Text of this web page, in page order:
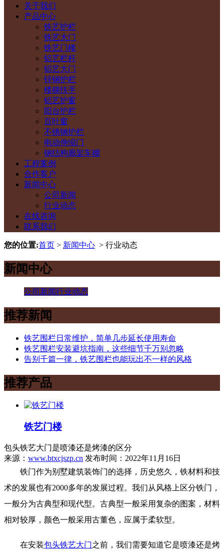
关于我们
产品中心
铁艺护栏
铁艺大门
铁艺门楼
铝艺栏杆
铝艺大门
锌钢护栏
楼梯扶手
铝艺护窗
阳台护栏
百叶窗
不锈钢护栏
电动伸缩门
钢结构廊架车棚
工程案例
合作客户
新闻中心
公司新闻
行业动态
在线咨询
联系我们
您的位置:首页 > 新闻中心 > 行业动态
新闻中心
公司新闻行业动态
推荐新闻
铁艺围栏日常维护，简单几步延长使用寿命
铁艺围栏安装避坑指南，这些细节千万别忽略
告别千篇一律，铁艺围栏也能玩出不一样的风格
推荐产品
铁艺门楼
包头铁艺大门是喷漆还是烤漆的区分
来源： www.btxcjszp.cn 发布时间：2022年11月16日
铁门作为别墅建筑装饰门的选择，历史悠久，铁材料和技
术的发展也有2000多年的发展过程。我们从风格上区分铁门，
一般分为古典型和现代型。古典型一般采用复杂的图案，材料
相对较厚，颜色一般采用古董色，应属于柔软型。
在安装包头铁艺大门之前，我们需要知道它是喷漆还是烤